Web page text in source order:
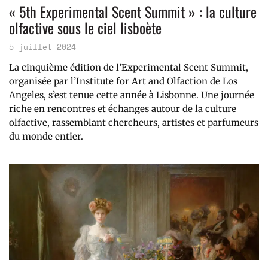
« 5th Experimental Scent Summit » : la culture
olfactive sous le ciel lisboète
5 juillet 2024
La cinquième édition de l’Experimental Scent Summit,
organisée par l’Institute for Art and Olfaction de Los
Angeles, s’est tenue cette année à Lisbonne. Une journée
riche en rencontres et échanges autour de la culture
olfactive, rassemblant chercheurs, artistes et parfumeurs
du monde entier.